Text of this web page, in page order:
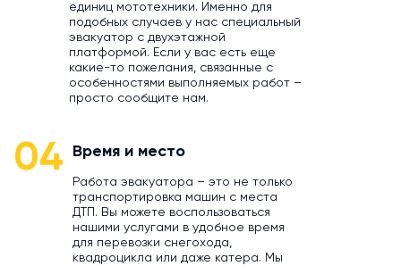
единиц мототехники. Именно для
подобных случаев у нас специальный
эвакуатор с двухэтажной
платформой. Если у вас есть еще
какие-то пожелания, связанные с
особенностями выполняемых работ –
просто сообщите нам.
04 Время и место
Работа эвакуатора – это не только
транспортировка машин с места
ДТП. Вы можете воспользоваться
нашими услугами в удобное время
для перевозки снегохода,
квадроцикла или даже катера. Мы